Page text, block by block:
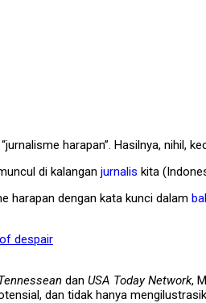
harapan”. Hasilnya, nihil,
di kalangan jurnalis kita
harapan dengan kata kunci dalam
despair
dan USA Today Network,
dan tidak hanya